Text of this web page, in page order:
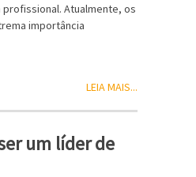
Atualmente, os
importância
LEIA MAIS...
um líder de